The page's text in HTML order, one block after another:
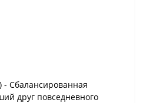
- Сбалансированная
друг повседневного